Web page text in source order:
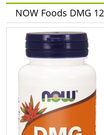
NOW Foods DMG